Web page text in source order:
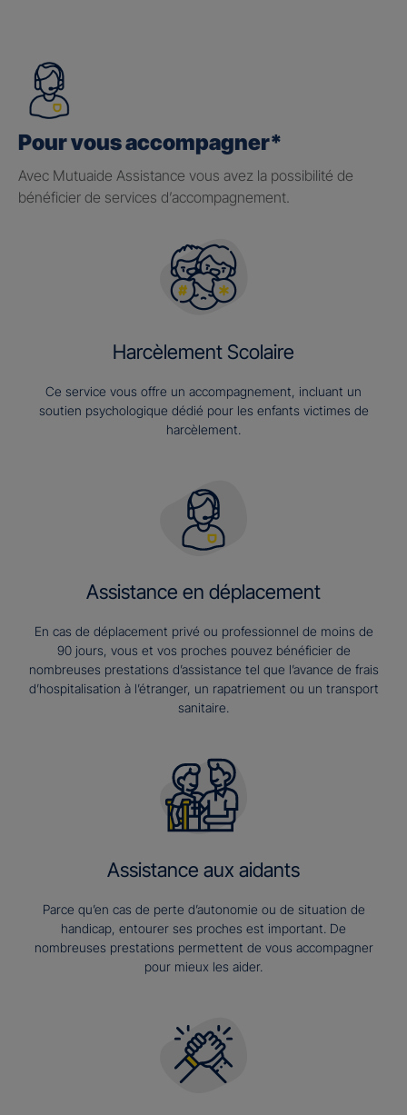
Pour vous accompagner*
Avec Mutuaide Assistance vous avez la possibilité de
bénéficier de services d’accompagnement.
Harcèlement Scolaire
Ce service vous offre un accompagnement, incluant un
soutien psychologique dédié pour les enfants victimes de
harcèlement.
Assistance en déplacement
En cas de déplacement privé ou professionnel de moins de
90 jours, vous et vos proches pouvez bénéficier de
nombreuses prestations d’assistance tel que l’avance de frais
d’hospitalisation à l’étranger, un rapatriement ou un transport
sanitaire.
Assistance aux aidants
Parce qu’en cas de perte d’autonomie ou de situation de
handicap, entourer ses proches est important. De
nombreuses prestations permettent de vous accompagner
pour mieux les aider.